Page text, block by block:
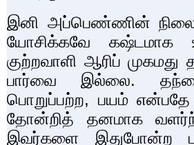
இனி அப்பெண்ணின்
யோசிக்கவே கஷ்டமாக
குற்றவாளி ஆரிப் முகமது
பார்வை இல்லை.
பொறுப்பற்ற, பயம்
தோன்றித் தனமாக
இவர்களை இதுபோன்ற